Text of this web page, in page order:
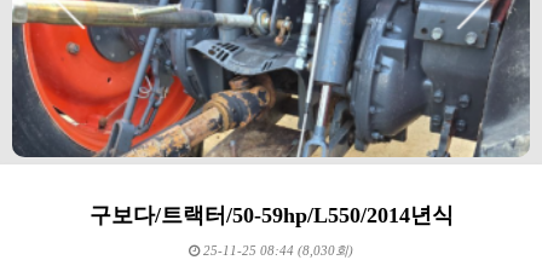
구보다/트랙터/50-59hp/L550/2014년식
25-11-25 08:44 (8,030회)